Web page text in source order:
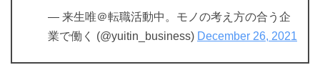
— 来生唯＠転職活動中。モノの考え方の合う企
業で働く (@yuitin_business) December 26, 2021